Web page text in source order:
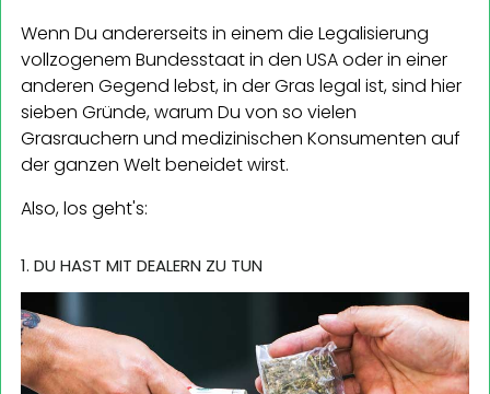
Wenn Du andererseits in einem die Legalisierung
vollzogenem Bundesstaat in den USA oder in einer
anderen Gegend lebst, in der Gras legal ist, sind hier
sieben Gründe, warum Du von so vielen
Grasrauchern und medizinischen Konsumenten auf
der ganzen Welt beneidet wirst.
Also, los geht's:
1. DU HAST MIT DEALERN ZU TUN